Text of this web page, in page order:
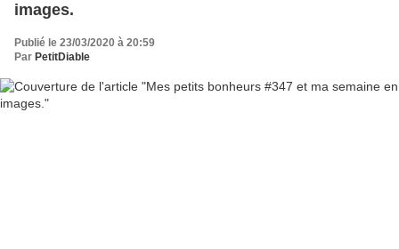
images.
Publié le 23/03/2020 à 20:59
Par PetitDiable